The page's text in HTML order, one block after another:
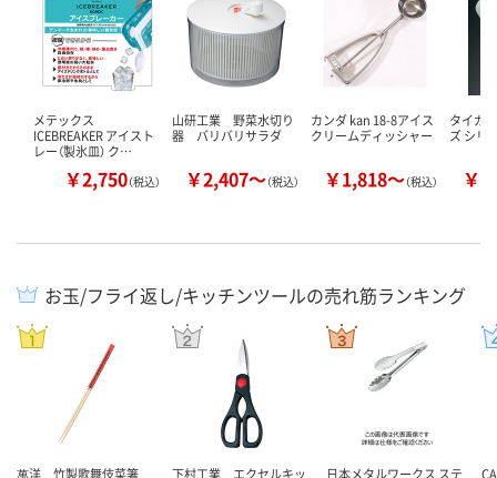
メテックス
ICEBREAKER アイスト
レー（製氷皿） ク…
￥2,750（税込）
山研工業 野菜水切り
器 バリバリサラダ
￥2,407～（税込）
カンダ kan 18-8アイス
クリームディッシャー
￥1,818～（税込）
タイガ
ズ シリ
￥
お玉/フライ返し/キッチンツールの売れ筋ランキング
萬洋 竹製歌舞伎菜箸
下村工業 エクセルキッ
日本メタルワークス ステ